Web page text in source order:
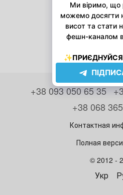
+38 093 050 65 35
+38 068
Контактная
Полная
© 2012 -
Укр